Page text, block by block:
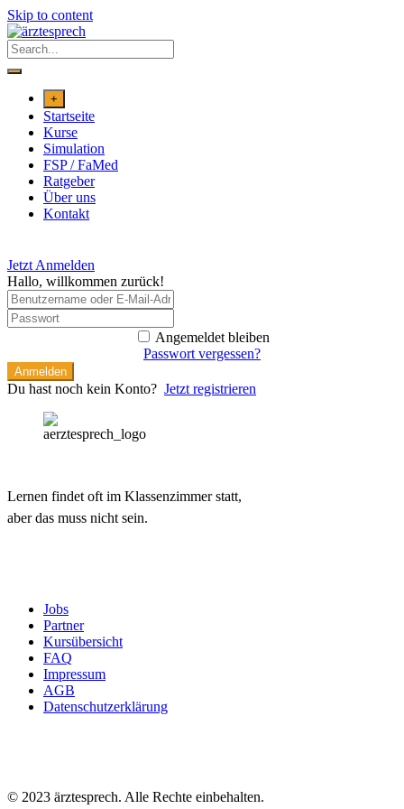
Skip to content
+
Startseite
Kurse
Simulation
FSP / FaMed
Ratgeber
Über uns
Kontakt
Jetzt Anmelden
Hallo, willkommen zurück!
Angemeldet bleiben
Passwort vergessen?
Anmelden
Du hast noch kein Konto? Jetzt registrieren
Lernen findet oft im Klassenzimmer statt,
aber das muss nicht sein.
Jobs
Partner
Kursübersicht
FAQ
Impressum
AGB
Datenschutzerklärung
© 2023 ärztesprech. Alle Rechte einbehalten.